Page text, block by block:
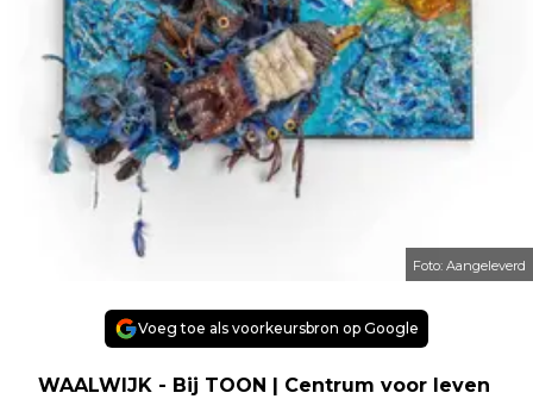
Foto: Aangeleverd
Voeg toe als voorkeursbron op Google
WAALWIJK - Bij TOON | Centrum voor leven